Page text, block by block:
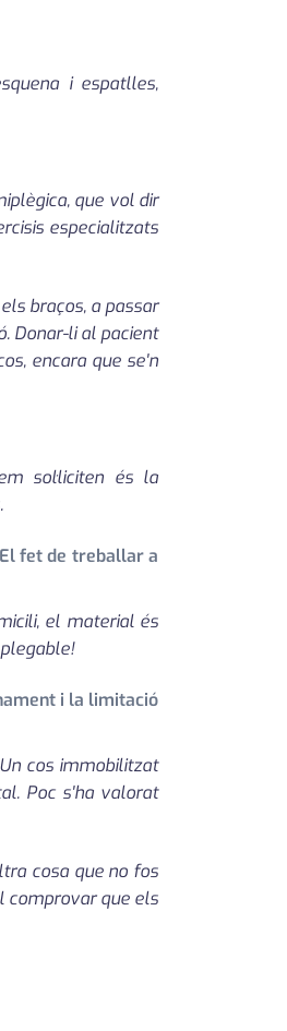
i espatlles,
que vol dir
especialitzats
braços, a passar
Donar-li al pacient
encara que se'n
sol·liciten és la
fet de treballar a
el material és
i la limitació
cos immobilitzat
Poc s'ha valorat
cosa que no fos
comprovar que els